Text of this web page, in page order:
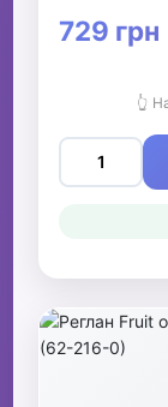
729 грн
👆